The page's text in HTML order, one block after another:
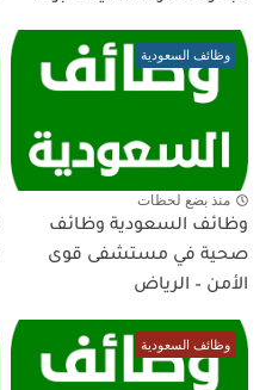
وظائف السعودية
منذ بضع لحظات
وظائف السعودية وظائف
صحية في مستشفى قوى
الأمن – الرياض
وظائف السعودية